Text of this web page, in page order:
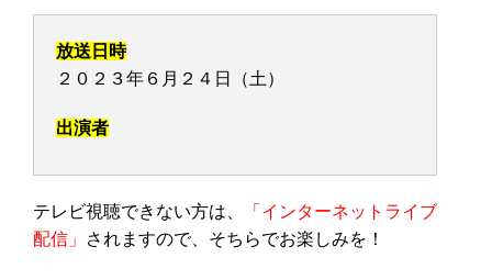
放送日時
２０２３年６月２４日（土）
出演者
テレビ視聴できない方は、
「インターネットライブ
配信」
されますので、そちらでお楽しみを！